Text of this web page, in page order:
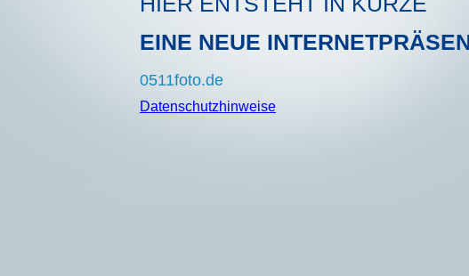
EINE NEUE
0511foto.de
Datenschutzhinweise